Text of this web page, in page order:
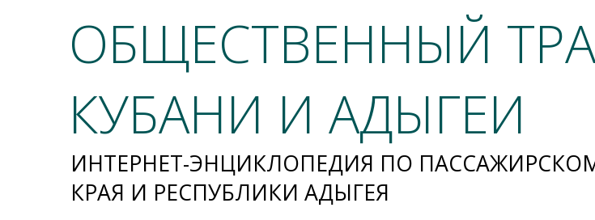
ОБЩЕСТВЕННЫЙ
КУБАНИ И АДЫГЕИ
ИНТЕРНЕТ-ЭНЦИКЛОПЕДИЯ ПО
КРАЯ И РЕСПУБЛИКИ АДЫГЕЯ